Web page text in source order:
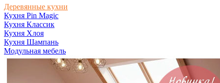
Деревянные кухни
Кухня Pin Magic
Кухня Классик
Кухня Хлоя
Кухня Шампань
Модульная мебель